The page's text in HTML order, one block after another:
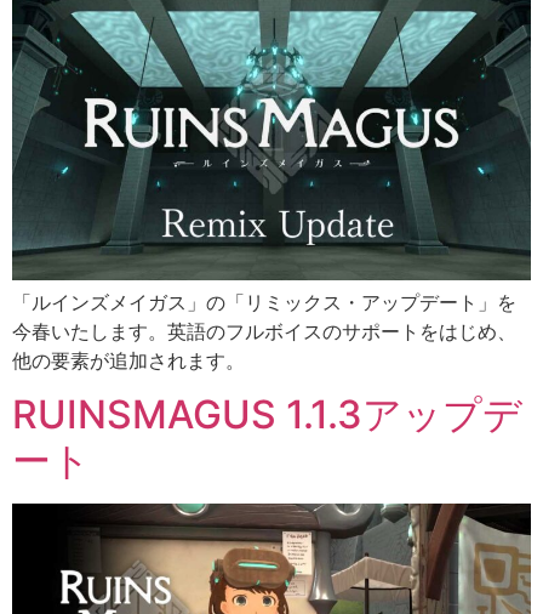
「ルインズメイガス」の「リミックス・アップデート」を
今春いたします。英語のフルボイスのサポートをはじめ、
他の要素が追加されます。
RUINSMAGUS 1.1.3アップデ
ート